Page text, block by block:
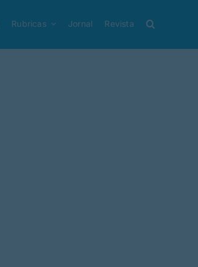
Rubricas Jornal Revista